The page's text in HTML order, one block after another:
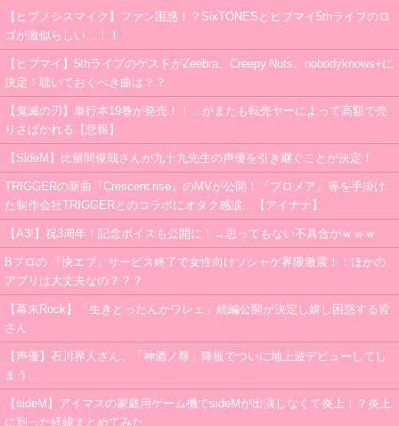
【ヒプノシスマイク】ファン困惑！？SixTONESとヒプマイ5thライブのロ
ゴが激似らしい…！！
【ヒプマイ】5thライブのゲストがZeebra、Creepy Nuts、nobodyknows+に
決定！聴いておくべき曲は？？
【鬼滅の刃】単行本19巻が発売！！…がまたも転売ヤーによって高額で売
りさばかれる【悲報】
【SideM】比留間俊哉さんが九十九先生の声優を引き継ぐことが決定！
TRIGGERの新曲『Crescent rise』のMVが公開！『プロメア』等を手掛け
た制作会社TRIGGERとのコラボにオタク感涙…【アイナナ】
【A3!】祝3周年！記念ボイスも公開に！→思ってもない不具合がｗｗｗ
Bプロの 『快エブ』サービス終了で女性向けソシャゲ界隈激震！！ほかの
アプリは大丈夫なの？？？
【幕末Rock】「生きとったんかワレェ」続編公開が決定し嬉し困惑する皆
さん
【声優】石川界人さん、「神酒ノ尊」降板でついに地上波デビューしてし
まう…
【sideM】アイマスの家庭用ゲーム機でsideMが出演しなくて炎上！？炎上
に到った経緯まとめてみた